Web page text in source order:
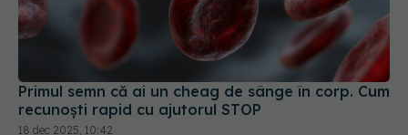
Primul semn că ai un cheag de sânge în corp. Cum
recunoști rapid cu ajutorul STOP